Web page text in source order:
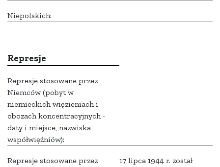
Niepolskich:
Represje
Represje stosowane przez
Niemców (pobyt w
niemieckich więzieniach i
obozach koncentracyjnych -
daty i miejsce, nazwiska
współwięźniów):
Represje stosowane przez
17 lipca 1944 r. został